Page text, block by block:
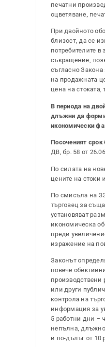
печатни
оцветяване,
При двойното
близост, да се
потребителите
съкращение,
съгласно
на продажната
цена на
В периода на
длъжни да
икономически
Посоченият
ДВ, бр. 58 от
По силата на
цените на стоки
По смисъла на
търговец за
установяват
икономическа
преди
изражение на
Законът
повече
производствени
или други
контрола на
информация за
5 работни дни –
непълна,
и по-дълъг от 10